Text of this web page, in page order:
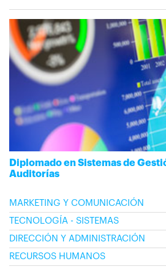
Diplomado en Sistemas de
Auditorías
MARKETING Y COMUNICACIÓN
TECNOLOGÍA - SISTEMAS
DIRECCIÓN Y ADMINISTRACIÓN
RECURSOS HUMANOS